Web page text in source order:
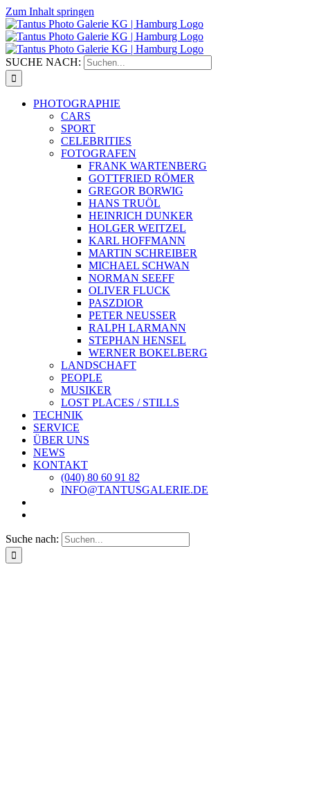
Zum Inhalt springen
SUCHE NACH:
PHOTOGRAPHIE
CARS
SPORT
CELEBRITIES
FOTOGRAFEN
FRANK WARTENBERG
GOTTFRIED RÖMER
GREGOR BORWIG
HANS TRUÖL
HEINRICH DUNKER
HOLGER WEITZEL
KARL HOFFMANN
MARTIN SCHREIBER
MICHAEL SCHWAN
NORMAN SEEFF
OLIVER FLUCK
PASZDIOR
PETER NEUSSER
RALPH LARMANN
STEPHAN HENSEL
WERNER BOKELBERG
LANDSCHAFT
PEOPLE
MUSIKER
LOST PLACES / STILLS
TECHNIK
SERVICE
ÜBER UNS
NEWS
KONTAKT
(040) 80 60 91 82
INFO@TANTUSGALERIE.DE
Suche nach: